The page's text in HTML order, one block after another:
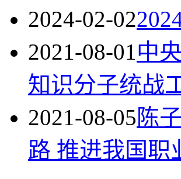
2024-02-02
2021-08-01中
知识分子统战
2021-08-05陈
路 推进我国职